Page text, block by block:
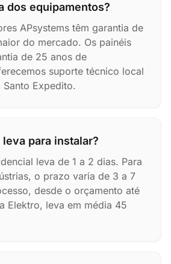
dos equipamentos?
APsystems têm garantia de
do mercado. Os painéis
de 25 anos de
suporte técnico local
Santo Expedito.
para instalar?
leva de 1 a 2 dias. Para
o prazo varia de 3 a 7
desde o orçamento até
Elektro, leva em média 45